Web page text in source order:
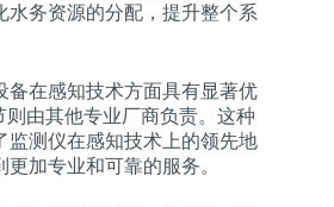
水务资源的分配，提升整个系
备在感知技术方面具有显著优
由其他专业厂商负责。这种
监测仪在感知技术上的领先地
加专业和可靠的服务。